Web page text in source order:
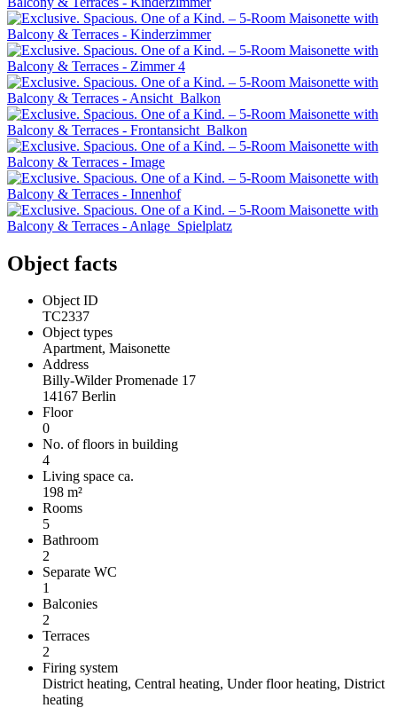
Object facts
Object ID
TC2337
Object types
Apartment, Maisonette
Address
Billy-Wilder Promenade 17
14167 Berlin
Floor
0
No. of floors in building
4
Living space ca.
198 m²
Rooms
5
Bathroom
2
Separate WC
1
Balconies
2
Terraces
2
Firing system
District heating, Central heating, Under floor heating, District
heating